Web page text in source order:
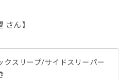
さん】
クスリープ/サイドスリーパー